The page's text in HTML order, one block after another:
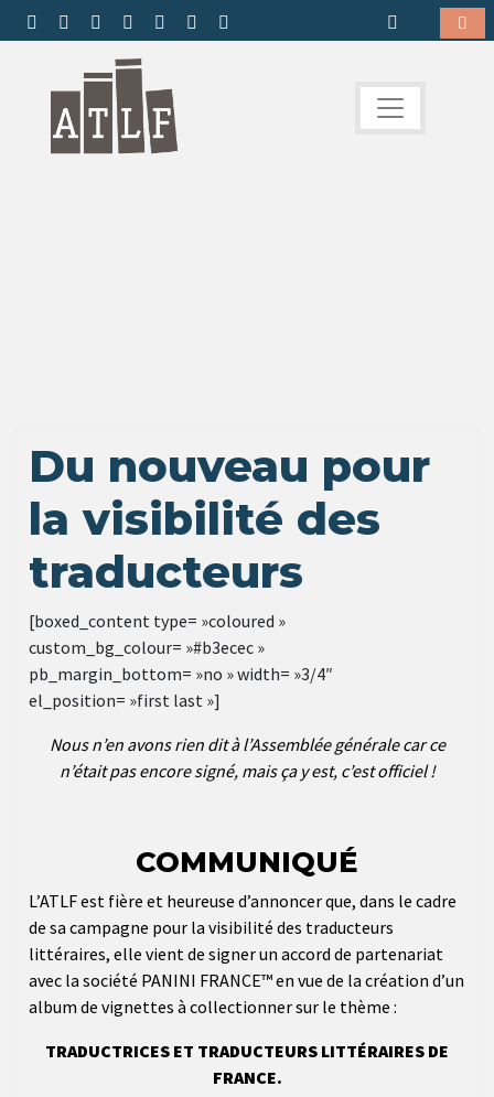
Du nouveau pour
la visibilité des
traducteurs
[boxed_content type= »coloured »
custom_bg_colour= »#b3ecec »
pb_margin_bottom= »no » width= »3/4″
el_position= »first last »]
Nous n’en avons rien dit à l’Assemblée générale car ce
n’était pas encore signé, mais ça y est, c’est officiel !
COMMUNIQUÉ
L’ATLF est fière et heureuse d’annoncer que, dans le cadre
de sa campagne pour la visibilité des traducteurs
littéraires, elle vient de signer un accord de partenariat
avec la société PANINI FRANCE™ en vue de la création d’un
album de vignettes à collectionner sur le thème :
TRADUCTRICES ET TRADUCTEURS LITTÉRAIRES DE
FRANCE.